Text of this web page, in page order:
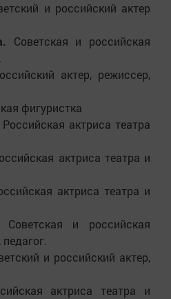
и российский актер
Советская и российская
актер, режиссер,
фигуристка
Российская актриса театра
актриса театра и
актриса театра и
Советская и российская
и российский актер,
актриса театра и